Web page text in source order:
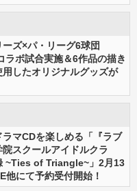
ーズ×パ・リーグ6球団
ラボ試合実施＆6作品の描き
したオリジナルグッズが
マCDを楽しめる「『ラブ
スクールアイドルクラ
~Ties of Triangle~」2月13
他にて予約受付開始！